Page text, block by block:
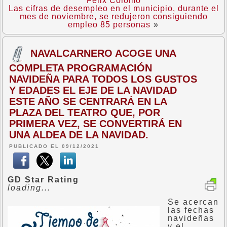
Las cifras de desempleo en el municipio, durante el
mes de noviembre, se redujeron consiguiendo
empleo 85 personas »
NAVALCARNERO ACOGE UNA
COMPLETA PROGRAMACIÓN
NAVIDEÑA PARA TODOS LOS GUSTOS
Y EDADES EL EJE DE LA NAVIDAD
ESTE AÑO SE CENTRARÁ EN LA
PLAZA DEL TEATRO QUE, POR
PRIMERA VEZ, SE CONVERTIRÁ EN
UNA ALDEA DE LA NAVIDAD.
PUBLICADO EL 09/12/2021
GD Star Rating
loading...
Se acercan
las fechas
navideñas